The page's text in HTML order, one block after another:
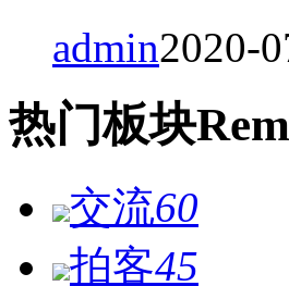
admin2020-
热门板块
交流60
拍客45